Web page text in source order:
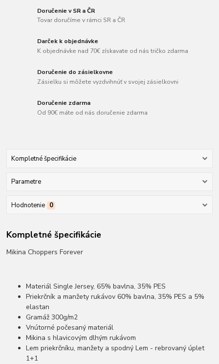
Doručenie v SR a ČR
Tovar doručíme v rámci SR a ČR
Darček k objednávke
K objednávke nad 70€ získavate od nás tričko zdarma
Doručenie do zásielkovne
Zásielku si môžete vyzdvihnúť v svojej zásielkovni
Doručenie zdarma
Od 90€ máte od nás doručenie zdarma
Kompletné špecifikácie
Parametre
Hodnotenie 0
Kompletné špecifikácie
Mikina Choppers Forever
Materiál Single Jersey, 65% bavlna, 35% PES
Priekrčník a manžety rukávov 60% bavlna, 35% PES a 5%
elastan
Gramáž 300g/m2
Vnútorné počesaný materiál
Mikina s hlavicovým dlhým rukávom
Lem priekrčníku, manžety a spodný Lem - rebrovaný úplet
1+1